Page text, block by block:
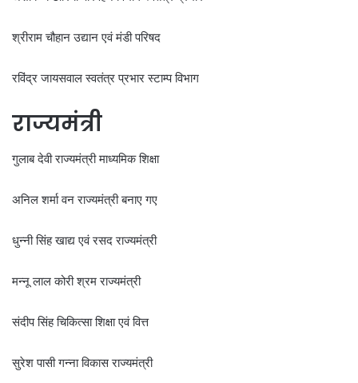
श्रीराम चौहान उद्यान एवं मंडी परिषद
रविंद्र जायसवाल स्वतंत्र प्रभार स्टाम्प विभाग
राज्यमंत्री
गुलाब देवी राज्यमंत्री माध्यमिक शिक्षा
अनिल शर्मा वन राज्यमंत्री बनाए गए
धुन्नी सिंह खाद्य एवं रसद राज्यमंत्री
मन्नू लाल कोरी श्रम राज्यमंत्री
संदीप सिंह चिकित्सा शिक्षा एवं वित्त
सुरेश पासी गन्ना विकास राज्यमंत्री